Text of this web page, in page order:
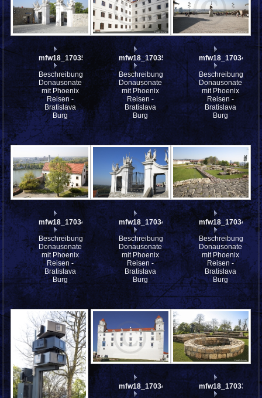
mfw18_170351
Beschreibung:
Donausonate
mit Phoenix
Reisen -
Bratislava
Burg
mfw18_170350
Beschreibung:
Donausonate
mit Phoenix
Reisen -
Bratislava
Burg
mfw18_170349
Beschreibung:
Donausonate
mit Phoenix
Reisen -
Bratislava
Burg
mfw18_170347
Beschreibung:
Donausonate
mit Phoenix
Reisen -
Bratislava
Burg
mfw18_170346
Beschreibung:
Donausonate
mit Phoenix
Reisen -
Bratislava
Burg
mfw18_170345
Beschreibung:
Donausonate
mit Phoenix
Reisen -
Bratislava
Burg
mfw18_170340
mfw18_170337